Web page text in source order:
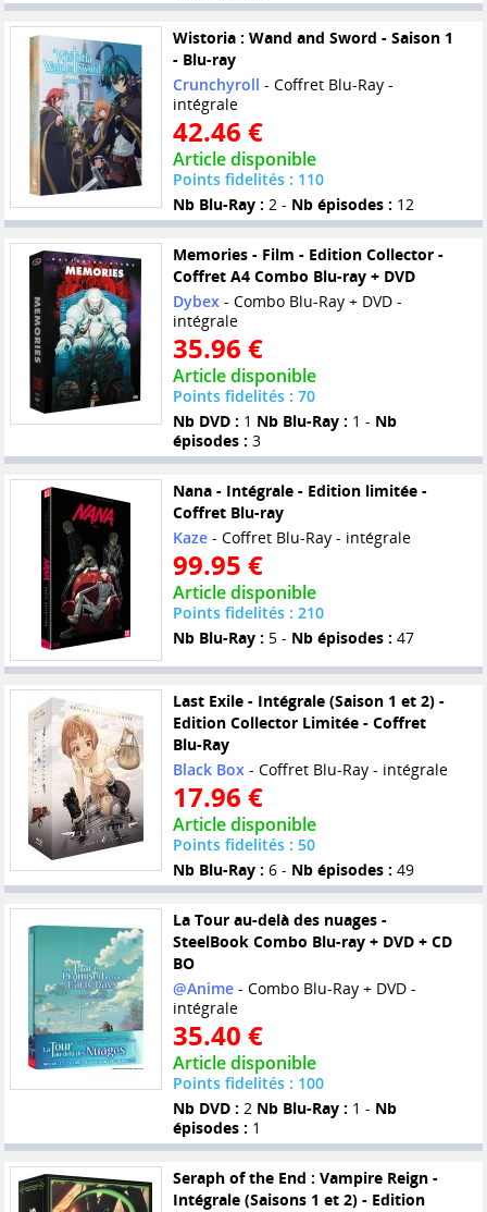
Wistoria : Wand and Sword - Saison 1
- Blu-ray
Crunchyroll - Coffret Blu-Ray -
intégrale
42.46 €
Article disponible
Points fidelités : 110
Nb Blu-Ray : 2 - Nb épisodes : 12
Memories - Film - Edition Collector -
Coffret A4 Combo Blu-ray + DVD
Dybex- Combo Blu-Ray + DVD -
intégrale
35.96 €
Article disponible
Points fidelités : 70
Nb DVD : 1 Nb Blu-Ray : 1 - Nb
épisodes : 3
Nana - Intégrale - Edition limitée -
Coffret Blu-ray
Kaze- Coffret Blu-Ray - intégrale
99.95 €
Article disponible
Points fidelités : 210
Nb Blu-Ray : 5 - Nb épisodes : 47
Last Exile - Intégrale (Saison 1 et 2) -
Edition Collector Limitée - Coffret
Blu-Ray
Black Box- Coffret Blu-Ray - intégrale
17.96 €
Article disponible
Points fidelités : 50
Nb Blu-Ray : 6 - Nb épisodes : 49
La Tour au-delà des nuages -
SteelBook Combo Blu-ray + DVD + CD
BO
@Anime- Combo Blu-Ray + DVD -
intégrale
35.40 €
Article disponible
Points fidelités : 100
Nb DVD : 2 Nb Blu-Ray : 1 - Nb
épisodes : 1
Seraph of the End : Vampire Reign -
Intégrale (Saisons 1 et 2) - Edition